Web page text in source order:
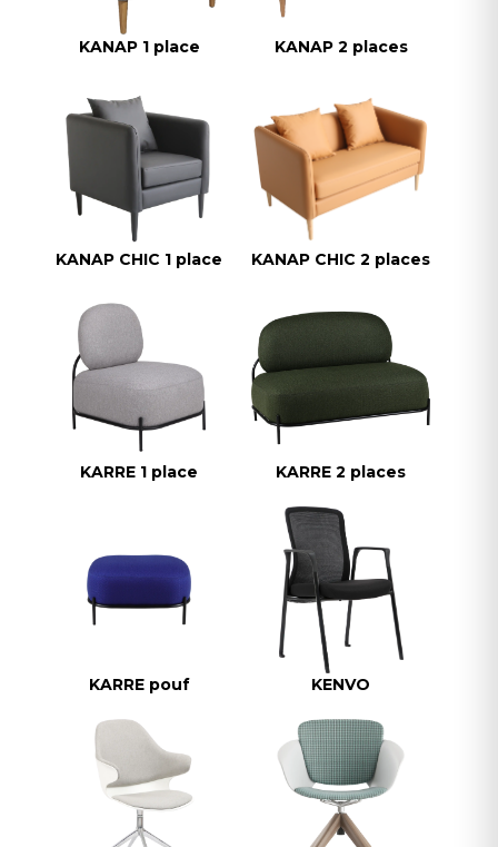
KANAP 1 place KANAP 2 places
KANAP CHIC 1 place KANAP CHIC 2 places
KARRE 1 place KARRE 2 places
KARRE pouf KENVO